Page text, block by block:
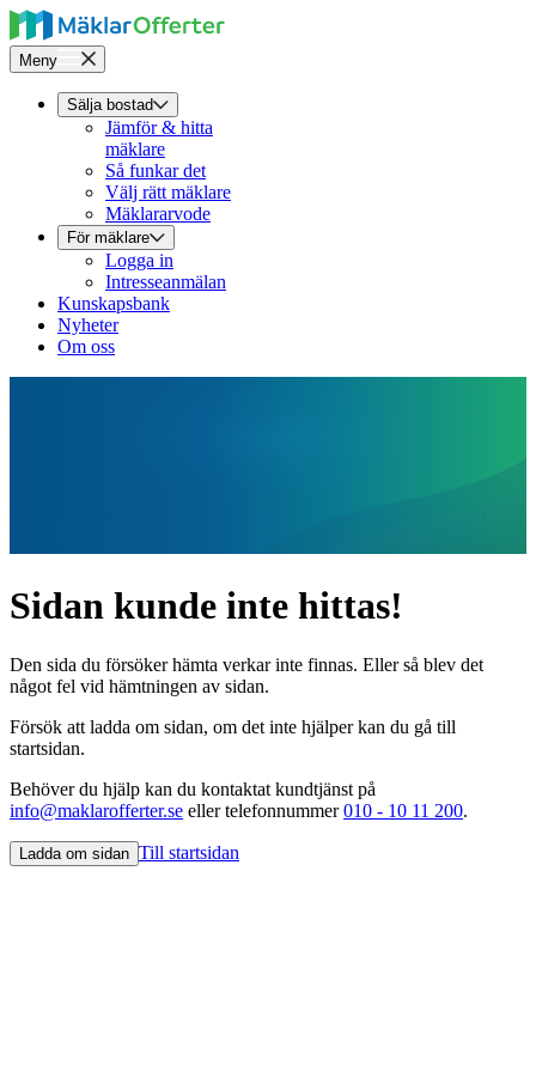
Meny
Sälja bostad
Jämför & hitta
mäklare
Så funkar det
Välj rätt mäklare
Mäklararvode
För mäklare
Logga in
Intresseanmälan
Kunskapsbank
Nyheter
Om oss
Sidan kunde inte hittas!
Den sida du försöker hämta verkar inte finnas. Eller så blev det
något fel vid hämtningen av sidan.
Försök att ladda om sidan, om det inte hjälper kan du gå till
startsidan.
Behöver du hjälp kan du kontaktat kundtjänst på
info@maklarofferter.se eller telefonnummer010 - 10 11 200.
Ladda om sidan Till startsidan